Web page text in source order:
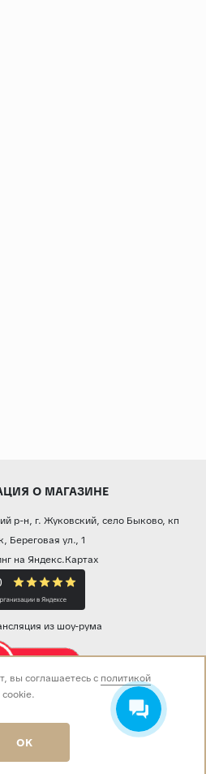
О МАГАЗИНЕ
р-н, г. Жуковский, село Быково, кп
Береговая ул., 1
на Яндекс.Картах
из шоу-рума
нам:
10:00 - 19:00
info@baza-plitki.ru
вы соглашаетесь с политикой
OK